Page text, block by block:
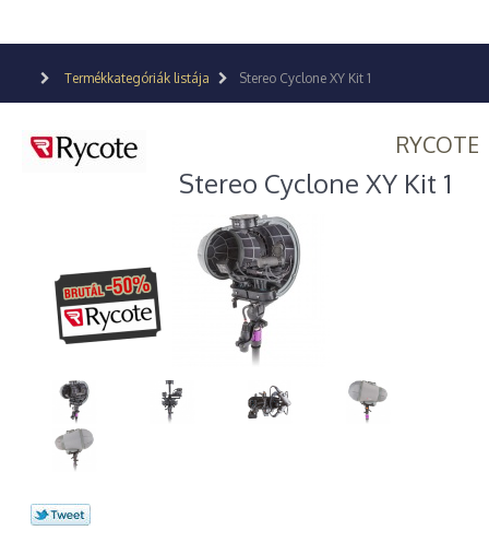
Termékkategóriák listája Stereo Cyclone XY Kit 1
RYCOTE
Stereo Cyclone XY Kit 1